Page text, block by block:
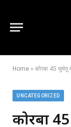
Home » कोरबा 45 घुमंतू
UNCATEGORIZED
कोरबा